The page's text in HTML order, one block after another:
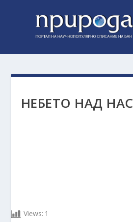
НЕБЕТО НАД НАС
Views: 1